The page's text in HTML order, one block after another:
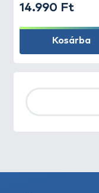
14.990 Ft
Kosárba